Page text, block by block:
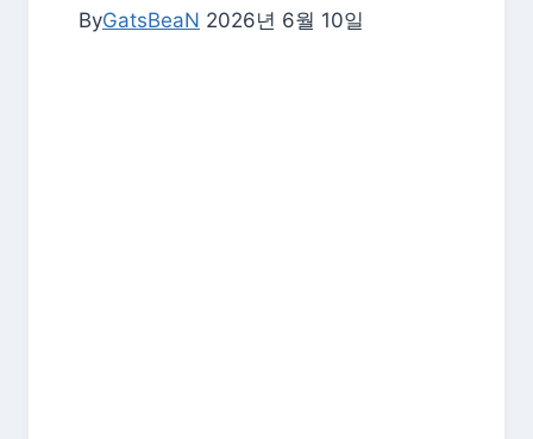
ByGatsBeaN 2026년 6월 10일